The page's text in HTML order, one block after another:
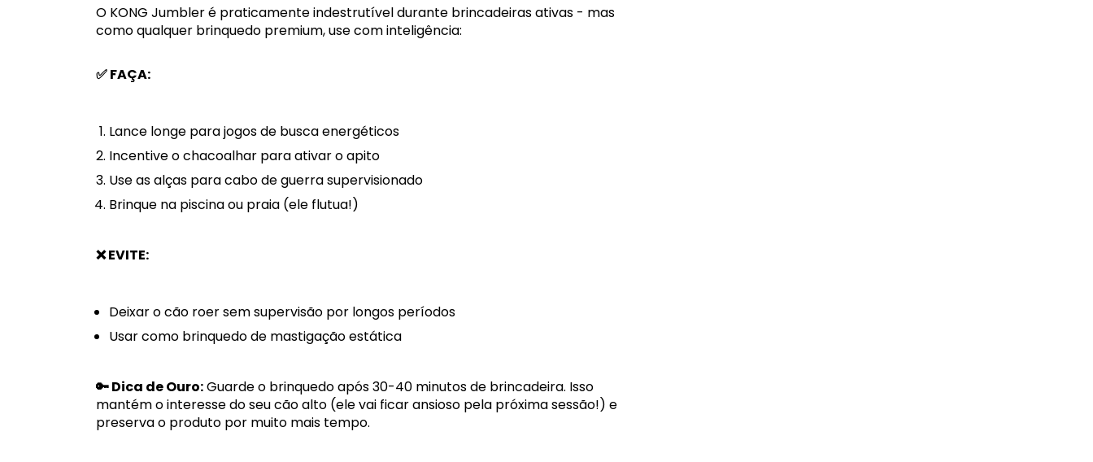
O KONG Jumbler é praticamente indestrutível durante brincadeiras ativas - mas
como qualquer brinquedo premium, use com inteligência:
✅ FAÇA:
Lance longe para jogos de busca energéticos
Incentive o chacoalhar para ativar o apito
Use as alças para cabo de guerra supervisionado
Brinque na piscina ou praia (ele flutua!)
❌ EVITE:
Deixar o cão roer sem supervisão por longos períodos
Usar como brinquedo de mastigação estática
🔑 Dica de Ouro:Guarde o brinquedo após 30-40 minutos de brincadeira. Isso
mantém o interesse do seu cão alto (ele vai ficar ansioso pela próxima sessão!) e
preserva o produto por muito mais tempo.